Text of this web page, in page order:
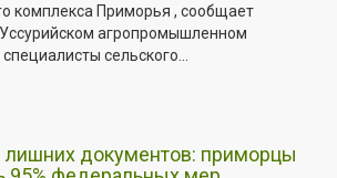
комплекса Приморья , сообщает
агропромышленном
сельского...
лишних документов: приморцы